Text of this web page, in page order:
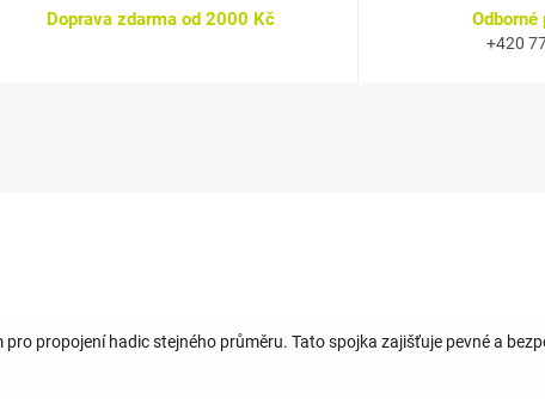
Doprava zdarma od 2000 Kč
+420
pro propojení hadic stejného průměru. Tato spojka zajišťuje pevné a